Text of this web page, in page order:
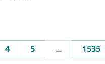
4 5 ... 1535